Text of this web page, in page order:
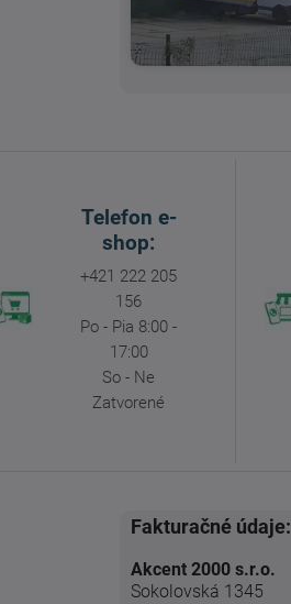
Telefon e-
shop:
+421 222 205
156
Po - Pia 8:00 -
17:00
So - Ne
Zatvorené
Fakturačné údaje:
Akcent 2000 s.r.o.
Sokolovská 1345